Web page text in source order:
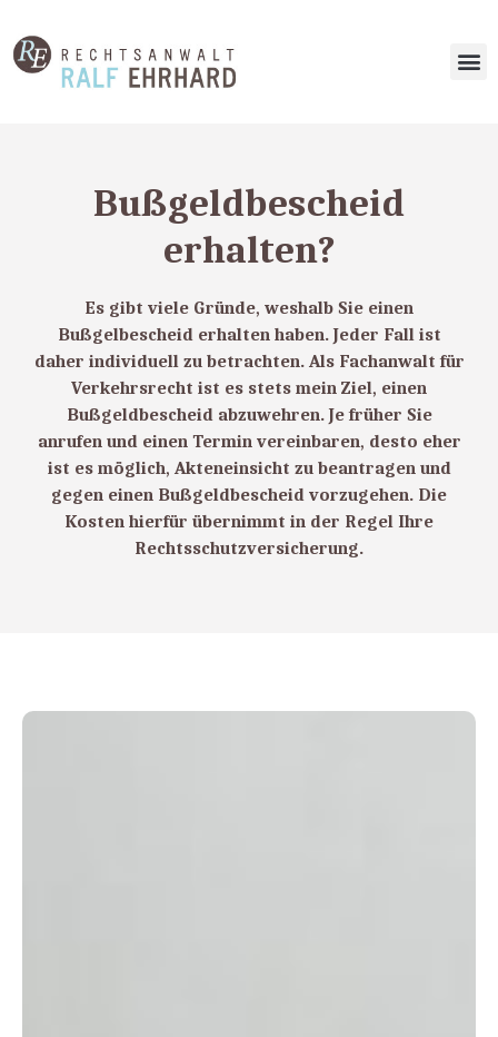
Bußgeldbescheid
erhalten?
Es gibt viele Gründe, weshalb Sie einen
Bußgelbescheid erhalten haben. Jeder Fall ist
daher individuell zu betrachten. Als Fachanwalt für
Verkehrsrecht ist es stets mein Ziel, einen
Bußgeldbescheid abzuwehren. Je früher Sie
anrufen und einen Termin vereinbaren, desto eher
ist es möglich, Akteneinsicht zu beantragen und
gegen einen Bußgeldbescheid vorzugehen. Die
Kosten hierfür übernimmt in der Regel Ihre
Rechtsschutzversicherung.